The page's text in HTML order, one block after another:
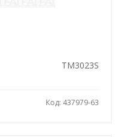
TM3023S
Код: 437979-63